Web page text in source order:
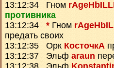
13:12:34 Гном
противника
13:12:34 * Гном
предать своих
13:12:35 Орк КосточкА
13:12:37 Эльф araun
13:12:38 Эльф